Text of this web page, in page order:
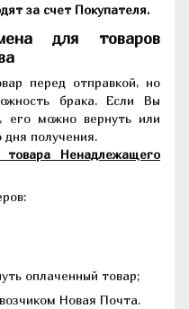
за счет Покупателя.
для товаров
перед отправкой, но
брака. Если Вы
его можно вернуть или
дня получения.
товара Ненадлежащего
оплаченный товар;
Новая Почта.